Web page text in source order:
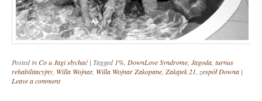
Posted inCo u Jagi słychać | Tagged 1% DownLove Syndrome Jagoda turnus
rehabilitacyjny Willa Wojnar, Willa Wojnar Zakopane Zakątek 21 zespół Downa |
Leave a comment